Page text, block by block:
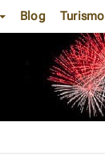
Blog Turismo